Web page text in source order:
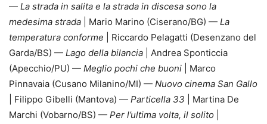
— La strada in salita e la strada in discesa sono la
medesima strada | Mario Marino (Ciserano/BG) — La
temperatura conforme | Riccardo Pelagatti (Desenzano del
Garda/BS) — Lago della bilancia | Andrea Sponticcia
(Apecchio/PU) — Meglio pochi che buoni | Marco
Pinnavaia (Cusano Milanino/MI) — Nuovo cinema San Gallo
| Filippo Gibelli (Mantova) — Particella 33 | Martina De
Marchi (Vobarno/BS) — Per l’ultima volta, il solito